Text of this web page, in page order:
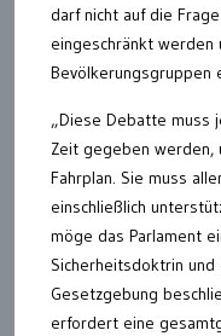
darf nicht auf die
eingeschränkt
Bevölkerungsgruppen
„Diese Debatte muss
Zeit gegeben werden,
Fahrplan. Sie muss
einschließlich
möge das Parlament
Sicherheitsdoktrin
Gesetzgebung
erfordert eine